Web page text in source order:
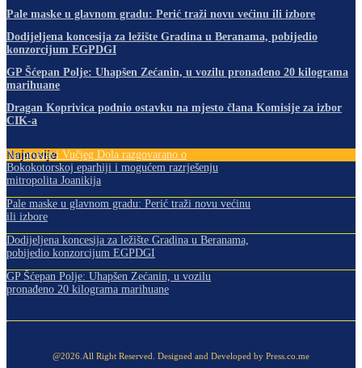
Pale maske u glavnom gradu: Perić traži novu većinu ili izbore
Dodijeljena koncesija za ležište Gradina u Beranama, pobijedio
konzorcijum EGPDGI
GP Šćepan Polje: Uhapšen Zećanin, u vozilu pronađeno 20 kilograma
marihuane
Dragan Koprivica podnio ostavku na mjesto člana Komisije za izbor
CIK-a
Najnovije
Na proslavi Vučjeg Dola razgovarano o
Bokokotorskoj eparhiji i mogućem razrješenju
mitropolita Joanikija
Pale maske u glavnom gradu: Perić traži novu većinu
ili izbore
Dodijeljena koncesija za ležište Gradina u Beranama,
pobijedio konzorcijum EGPDGI
GP Šćepan Polje: Uhapšen Zećanin, u vozilu
pronađeno 20 kilograma marihuane
@2026.All Right Reserved. Designed and Developed by Press.co.me